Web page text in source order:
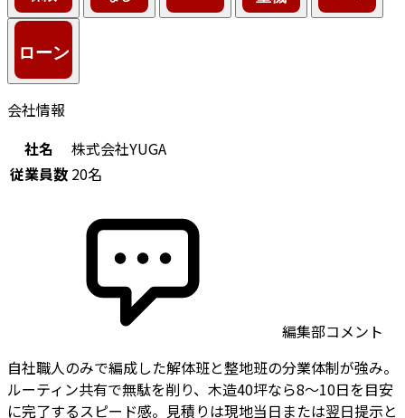
会社情報
社名
株式会社YUGA
従業員数 20名
編集部コメント
自社職人のみで編成した解体班と整地班の分業体制が強み。
ルーティン共有で無駄を削り、木造40坪なら8〜10日を目安
に完了するスピード感。見積りは現地当日または翌日提示と